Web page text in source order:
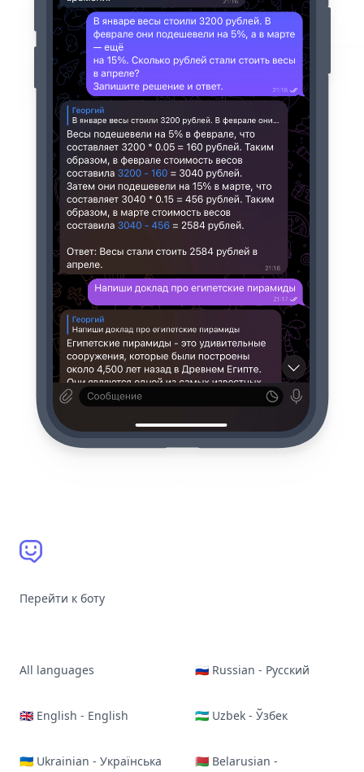
Перейти к боту
All languages 🇷🇺 Russian - Русский
🇬🇧 English - English 🇺🇿 Uzbek - Ўзбек
🇺🇦 Ukrainian - Українська
🇧🇾 Belarusian -